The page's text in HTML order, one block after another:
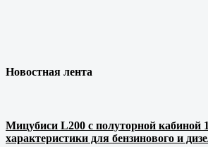
Новостная лента
Мицубиси L200 с полуторной кабиной
характеристики для бензинового и